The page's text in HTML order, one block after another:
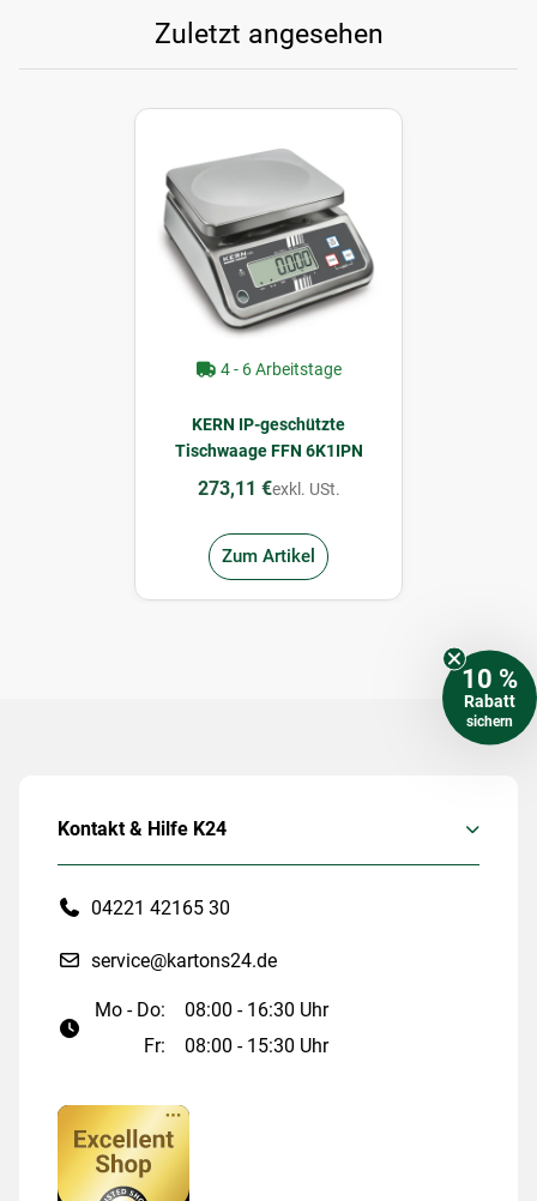
Zuletzt angesehen
4 - 6 Arbeitstage
KERN IP-geschützte
Tischwaage FFN 6K1IPN
273,11 €exkl. USt.
Zum Artikel
Kontakt & Hilfe K24
04221 42165 30
service@kartons24.de
Mo - Do:
08:00 - 16:30 Uhr
Fr:
08:00 - 15:30 Uhr
10 %
Rabatt
sichern